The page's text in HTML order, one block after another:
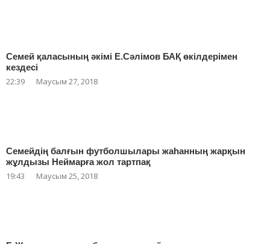
Семей қаласының әкімі Е.Сәлімов БАҚ өкілдерімен
кездесі
22:39 Маусым 27, 2018
Семейдің балғын футболшылары жаһанның жарқын
жұлдызы Неймарға жол тартпақ
19:43 Маусым 25, 2018